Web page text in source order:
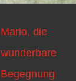
Mario, die
wunderbare
Begegnung